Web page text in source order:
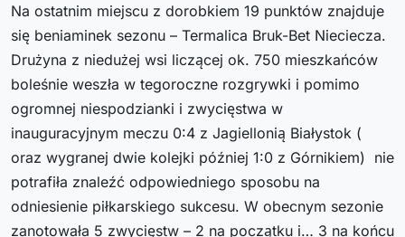
Na ostatnim miejscu z dorobkiem 19 punktów znajduje
się beniaminek sezonu – Termalica Bruk-Bet Nieciecza.
Drużyna z niedużej wsi liczącej ok. 750 mieszkańców
boleśnie weszła w tegoroczne rozgrywki i pomimo
ogromnej niespodzianki i zwycięstwa w
inauguracyjnym meczu 0:4 z Jagiellonią Białystok (
oraz wygranej dwie kolejki później 1:0 z Górnikiem) nie
potrafiła znaleźć odpowiedniego sposobu na
odniesienie piłkarskiego sukcesu. W obecnym sezonie
zanotowała 5 zwycięstw – 2 na początku i… 3 na końcu